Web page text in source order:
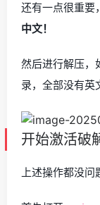
还有一点很重要
中文！
然后进行解压，
录，全部没有英
开始激活破
上述操作都没问